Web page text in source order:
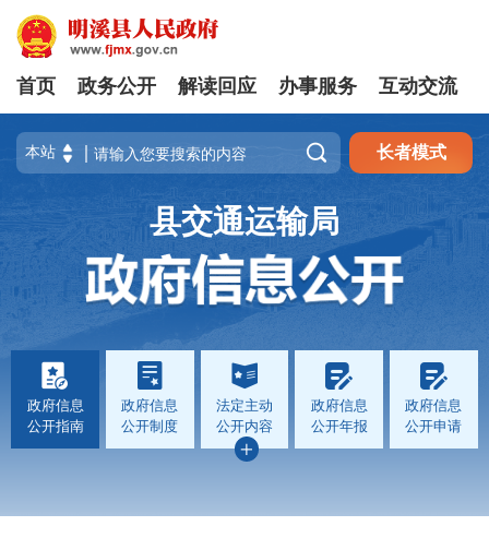
首页 政务公开 解读回应 办事服务 互动交流
 长者模式
县交通运输局
政府信息
公开指南
政府信息
公开制度
法定主动
公开内容
政府信息
公开年报
政府信息
公开申请